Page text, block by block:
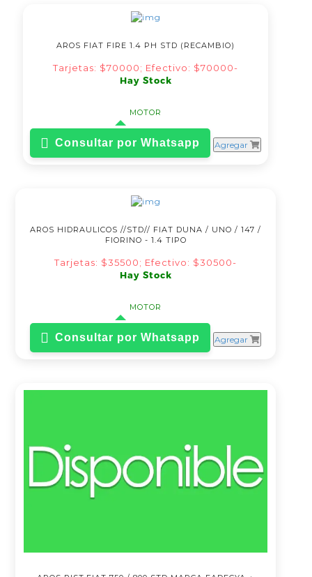
AROS FIAT FIRE 1.4 PH STD (RECAMBIO)
Tarjetas: $70000; Efectivo: $70000-
Hay Stock
MOTOR
Consultar por Whatsapp Agregar
AROS HIDRAULICOS //STD// FIAT DUNA / UNO / 147 /
FIORINO - 1.4 TIPO
Tarjetas: $35500; Efectivo: $30500-
Hay Stock
MOTOR
Consultar por Whatsapp Agregar